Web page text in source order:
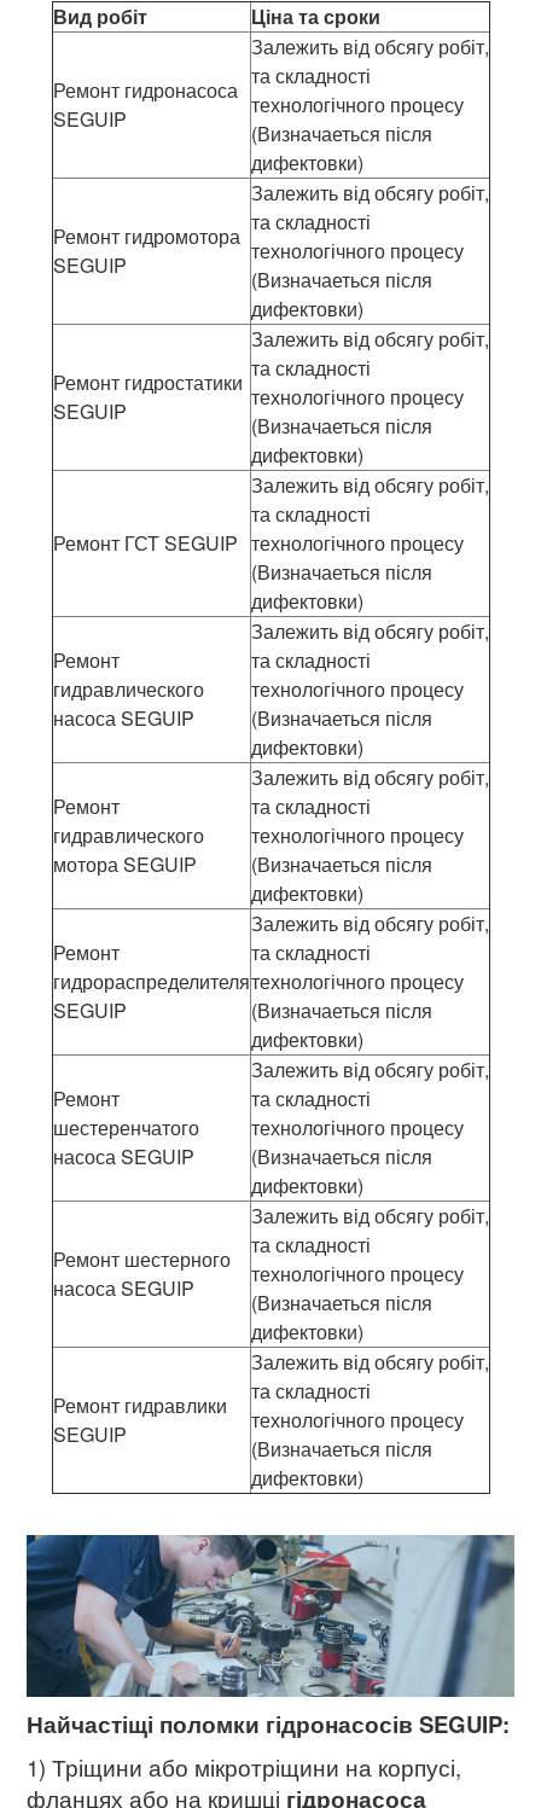
Вид робіт Ціна та сроки
Ремонт гидронасоса
SEGUIP
Залежить від обсягу робіт,
та складності
технологічного процесу
(Визначаеться після
дифектовки)
Ремонт гидромотора
SEGUIP
Залежить від обсягу робіт,
та складності
технологічного процесу
(Визначаеться після
дифектовки)
Ремонт гидростатики
SEGUIP
Залежить від обсягу робіт,
та складності
технологічного процесу
(Визначаеться після
дифектовки)
Ремонт ГСТ SEGUIP
Залежить від обсягу робіт,
та складності
технологічного процесу
(Визначаеться після
дифектовки)
Ремонт
гидравлического
насоса SEGUIP
Залежить від обсягу робіт,
та складності
технологічного процесу
(Визначаеться після
дифектовки)
Ремонт
гидравлического
мотора SEGUIP
Залежить від обсягу робіт,
та складності
технологічного процесу
(Визначаеться після
дифектовки)
Ремонт
гидрораспределителя
SEGUIP
Залежить від обсягу робіт,
та складності
технологічного процесу
(Визначаеться після
дифектовки)
Ремонт
шестеренчатого
насоса SEGUIP
Залежить від обсягу робіт,
та складності
технологічного процесу
(Визначаеться після
дифектовки)
Ремонт шестерного
насоса SEGUIP
Залежить від обсягу робіт,
та складності
технологічного процесу
(Визначаеться після
дифектовки)
Ремонт гидравлики
SEGUIP
Залежить від обсягу робіт,
та складності
технологічного процесу
(Визначаеться після
дифектовки)
Найчастіщі поломки гідронасосів SEGUIP:
1) Тріщини або мікротріщини на корпусі,
фланцях або на кришці гідронасоса